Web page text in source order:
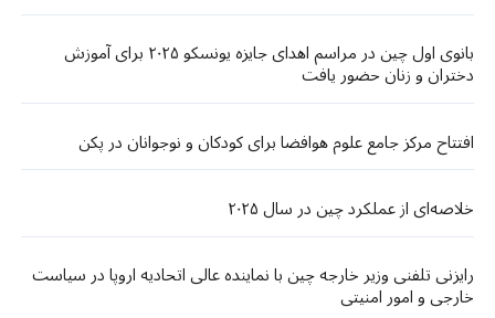
بانوی اول چین در مراسم اهدای جایزه یونسکو ۲۰۲۵ برای آموزش
دختران و زنان حضور یافت
افتتاح مرکز جامع علوم هوافضا برای کودکان و نوجوانان در پکن
خلاصه‌ای از عملکرد چین در سال ۲۰۲۵
رایزنی تلفنی وزیر خارجه چین با نماینده عالی اتحادیه اروپا در سیاست
خارجی و امور امنیتی